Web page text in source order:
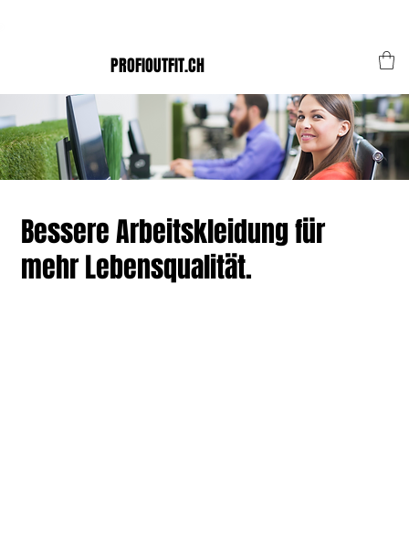
PROFIOUTFIT.CH
Bessere Arbeitskleidung für
mehr Lebensqualität.